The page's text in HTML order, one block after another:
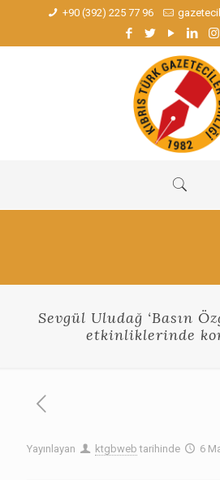
+90 (392) 225 77 96
Sevgül Uludağ ‘Basın
etkinliklerinde
Yayınlayan ktgbweb tarihinde 6